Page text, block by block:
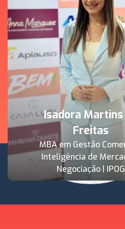
Isadora Martins
Freitas
MBA em Gestão
Inteligência de
Negociação | IPOG